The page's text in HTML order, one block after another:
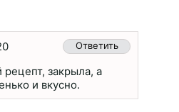
Ответить
закрыла, а
и вкусно.